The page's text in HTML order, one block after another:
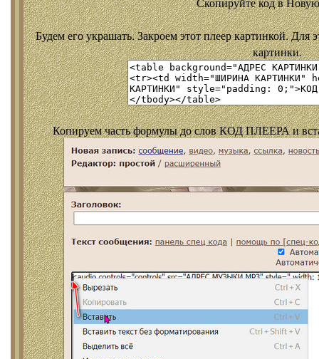
Будем его украшать. Закроем этот плеер картинкой. Для
картинки.
Копируем часть формулы до слов КОД ПЛЕЕРА и